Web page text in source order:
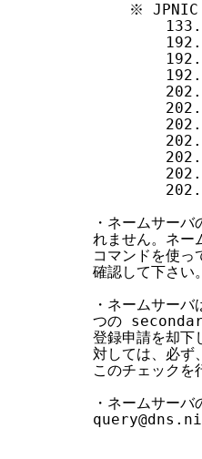
※ JPNIC
・ネームサー
れません。ネ
コマンドを使
確認して下さい。
・ネームサー
つの
登録申請を却
対しては、必
このチェックを
・ネームサー